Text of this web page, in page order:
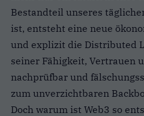
Bestandteil unseres
ist, entsteht eine neue
und explizit die Distributed
seiner Fähigkeit, Vertrauen
nachprüfbar und
zum unverzichtbaren
Doch warum ist Web3 so